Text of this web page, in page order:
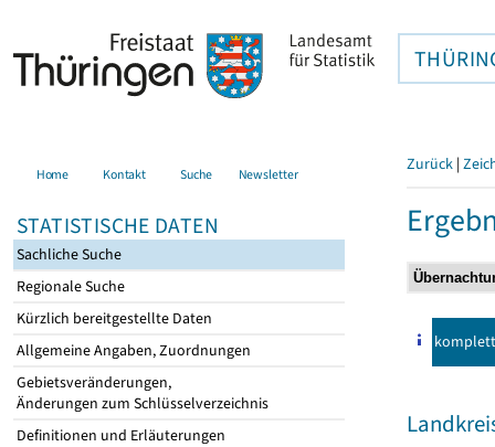
Home Kontakt Suche Newsletter
STATISTISCHE DATEN
Sachliche Suche
Regionale Suche
Kürzlich bereitgestellte Daten
Allgemeine Angaben, Zuordnungen
Gebietsveränderungen,
Änderungen zum Schlüsselverzeichnis
Definitionen und Erläuterungen
Zurück |
komplett